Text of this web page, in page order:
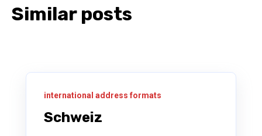
Similar posts
international address formats
Schweiz